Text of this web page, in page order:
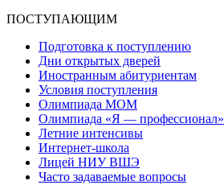
ПОСТУПАЮЩИМ
Подготовка к поступлению
Дни открытых дверей
Иностранным абитуриентам
Условия поступления
Олимпиада МОМ
Олимпиада «Я — профессионал»
Летние интенсивы
Интернет-школа
Лицей НИУ ВШЭ
Часто задаваемые вопросы